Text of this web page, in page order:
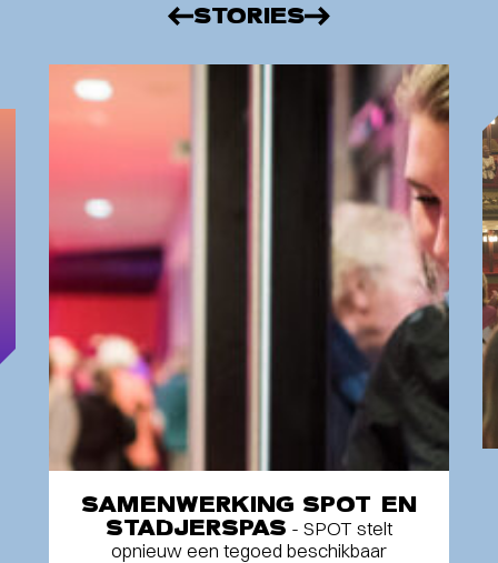
STORIES
SAMENWERKING SPOT EN
STADJERSPAS - SPOT stelt
opnieuw een tegoed beschikbaar